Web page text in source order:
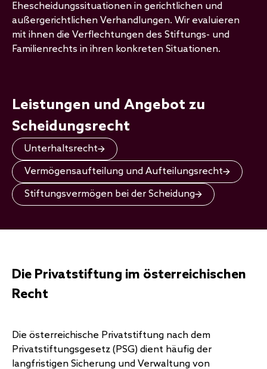
Ehescheidungssituationen in gerichtlichen und
außergerichtlichen Verhandlungen. Wir evaluieren
mit ihnen die Verflechtungen des Stiftungs- und
Familienrechts in ihren konkreten Situationen.
Leistungen und Angebot zu
Scheidungsrecht
Unterhaltsrecht
Vermögensaufteilung und Aufteilungsrecht
Stiftungsvermögen bei der Scheidung
Die Privatstiftung im österreichischen
Recht
Die österreichische Privatstiftung nach dem
Privatstiftungsgesetz (PSG) dient häufig der
langfristigen Sicherung und Verwaltung von